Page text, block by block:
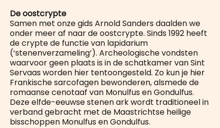
De oostcrypte
Samen met onze gids Arnold Sanders daalden we
onder meer af naar de oostcrypte. Sinds 1992 heeft
de crypte de functie van lapidarium
(‘stenenverzameling’). Archeologische vondsten
waarvoor geen plaats is in de schatkamer van Sint
Servaas worden hier tentoongesteld. Zo kun je hier
Frankische sarcofagen bewonderen, alsmede de
romaanse cenotaaf van Monulfus en Gondulfus.
Deze elfde-eeuwse stenen ark wordt traditioneel in
verband gebracht met de Maastrichtse heilige
bisschoppen Monulfus en Gondulfus.